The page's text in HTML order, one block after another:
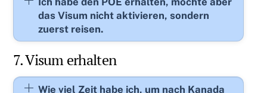
das Visum nicht aktivieren, sondern
zuerst reisen.
7. Visum erhalten
Wie viel Zeit habe ich, um nach Kanada